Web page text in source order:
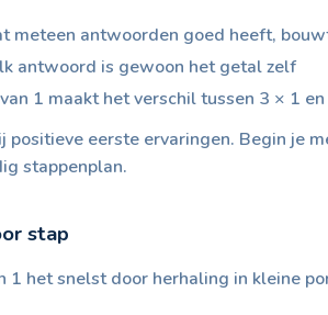
meteen antwoorden goed heeft,
antwoord is gewoon het getal zelf
1 maakt het verschil tussen 3 × 1
positieve eerste ervaringen. Begin je
stappenplan.
stap
het snelst door herhaling in kleine